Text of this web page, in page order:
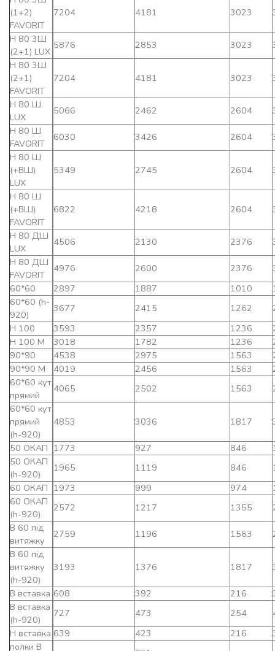
(1+2)
FAVORIT
7204 4181 3023
Н 80 3Ш
(2+1) LUX
5876 2853 3023
Н 80 3Ш
(2+1)
FAVORIT
7204 4181 3023
Н 80 Ш
LUX
5066 2462 2604
Н 80 Ш
FAVORIT
6030 3426 2604
Н 80 Ш
(+ВШ)
LUX
5349 2745 2604
Н 80 Ш
(+ВШ)
FAVORIT
6822 4218 2604
Н 80 ДШ
LUX
4506 2130 2376
Н 80 ДШ
FAVORIT
4976 2600 2376
60*60
2897 1887 1010
60*60 (h-
920)
3677 2415 1262
Н 100
3593 2357 1236
Н 100 М
3018 1782 1236
90*90
4538 2975 1563
90*90 М
4019 2456 1563
60*60 кут
прямий
4065 2502 1563
60*60 кут
прямий
(h-920)
4853 3036 1817
50 ОКАП 1773 927 846
50 ОКАП
(h-920)
1965 1119 846
60 ОКАП 1973 999 974
60 ОКАП
(h-920)
2572 1217 1355
В 60 під
витяжку
2759 1196 1563
В 60 під
витяжку
(h-920)
3193 1376 1817
В вставка 608 392 216
В вставка
(h-920)
727 473 254
Н вставка 639 423 216
полки В